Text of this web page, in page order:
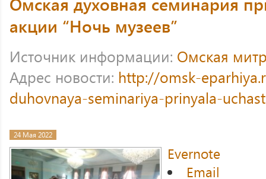
акции “Ночь музеев”
Источник информации: Омская
Адрес новости: http://omsk-
duhovnaya-seminariya-prinyala-
24 Мая 2022
Evernote
Email